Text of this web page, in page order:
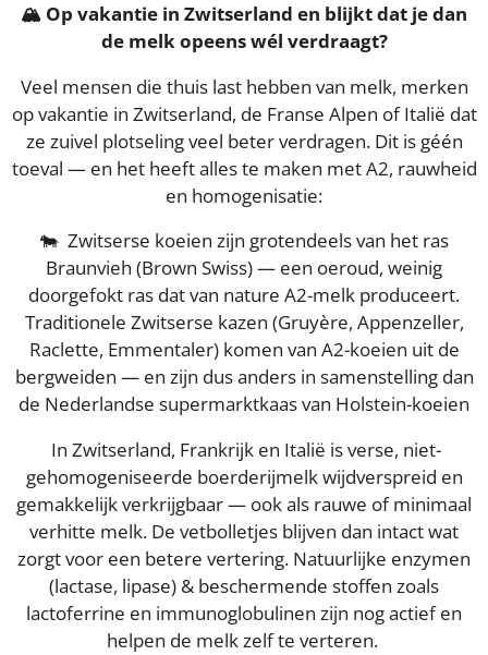
🏔️ Op vakantie in Zwitserland en blijkt dat je dan
de melk opeens wél verdraagt?
Veel mensen die thuis last hebben van melk, merken
op vakantie in Zwitserland, de Franse Alpen of Italië dat
ze zuivel plotseling veel beter verdragen. Dit is géén
toeval — en het heeft alles te maken met A2, rauwheid
en homogenisatie:
🐄 Zwitserse koeien zijn grotendeels van het ras
Braunvieh (Brown Swiss) — een oeroud, weinig
doorgefokt ras dat van nature A2-melk produceert.
Traditionele Zwitserse kazen (Gruyère, Appenzeller,
Raclette, Emmentaler) komen van A2-koeien uit de
bergweiden — en zijn dus anders in samenstelling dan
de Nederlandse supermarktkaas van Holstein-koeien
In Zwitserland, Frankrijk en Italië is verse, niet-
gehomogeniseerde boerderijmelk wijdverspreid en
gemakkelijk verkrijgbaar — ook als rauwe of minimaal
verhitte melk. De vetbolletjes blijven dan intact wat
zorgt voor een betere vertering. Natuurlijke enzymen
(lactase, lipase) & beschermende stoffen zoals
lactoferrine en immunoglobulinen zijn nog actief en
helpen de melk zelf te verteren.